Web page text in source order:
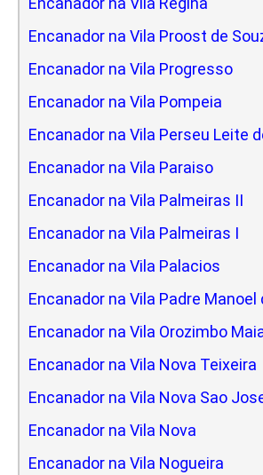
Encanador na Vila Proost de
Encanador na Vila Progresso
Encanador na Vila Pompeia
Encanador na Vila Perseu Leite
Encanador na Vila Paraiso
Encanador na Vila Palmeiras II
Encanador na Vila Palmeiras I
Encanador na Vila Palacios
Encanador na Vila Padre Manoel
Encanador na Vila Orozimbo
Encanador na Vila Nova Teixeira
Encanador na Vila Nova Sao
Encanador na Vila Nova
Encanador na Vila Nogueira